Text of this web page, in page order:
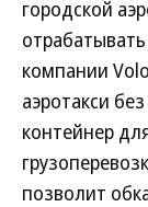
городской
компании
аэротакси
контейнер
позволит